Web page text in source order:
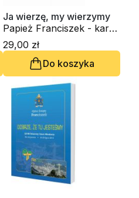
Ja wierzę, my wierzymy
Papież Franciszek - kard.
Jorge Mario Bergoglio
29,00 zł
Do koszyka